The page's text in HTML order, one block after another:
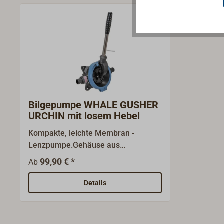
Bilgepumpe WHALE GUSHER
URCHIN mit losem Hebel
Kompakte, leichte Membran -
Lenzpumpe.Gehäuse aus
schwarzem Kunststoff mit blauer
Abdeckung.Schlauchanschluß
wahlweise für Schläuche 25 mm
oder 38 mm
Ab 99,90 € *
Details